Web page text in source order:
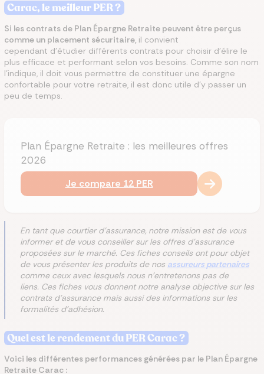
Carac, le meilleur PER ?
Si les contrats de Plan Épargne Retraite peuvent être perçus
comme un placement sécuritaire, il convient
cependant d’étudier différents contrats pour choisir d'élire le
plus efficace et performant selon vos besoins. Comme son nom
l’indique, il doit vous permettre de constituer une épargne
confortable pour votre retraite, il est donc utile d’y passer un
peu de temps.
Plan Épargne Retraite : les meilleures offres
2026
Je compare 12 PER
En tant que courtier d'assurance, notre mission est de vous
informer et de vous conseiller sur les offres d'assurance
proposées sur le marché. Ces fiches conseils ont pour objet
de vous présenter les produits de nos assureurs partenaires
comme ceux avec lesquels nous n'entretenons pas de
liens. Ces fiches vous donnent notre analyse objective sur les
contrats d'assurance mais aussi des informations sur les
formalités d'adhésion.
Quel est le rendement du PER Carac ?
Voici les différentes performances générées par le Plan Épargne
Retraite Carac :